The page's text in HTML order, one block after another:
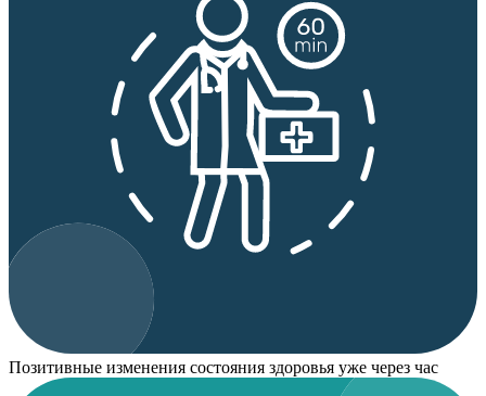
Позитивные изменения состояния здоровья уже через час